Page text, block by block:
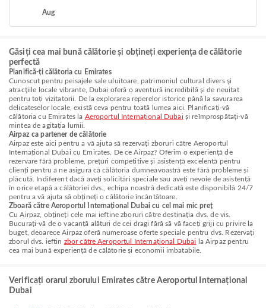
Aug
Găsiți cea mai bună călătorie și obțineți experiența de călătorie
perfectă
Planifică-ți călătoria cu Emirates
Cunoscut pentru peisajele sale uluitoare, patrimoniul cultural divers și
atracțiile locale vibrante, Dubai oferă o aventură incredibilă și de neuitat
pentru toți vizitatorii. De la explorarea reperelor istorice până la savurarea
delicateselor locale, există ceva pentru toată lumea aici. Planificați-vă
călătoria cu Emirates la Aeroportul Internațional Dubai și reîmprospătați-vă
mintea de agitația lumii.
Airpaz ca partener de călătorie
Airpaz este aici pentru a vă ajuta să rezervați zboruri către Aeroportul
Internațional Dubai cu Emirates. De ce Airpaz? Oferim o experiență de
rezervare fără probleme, prețuri competitive și asistență excelentă pentru
clienți pentru a ne asigura că călătoria dumneavoastră este fără probleme și
plăcută. Indiferent dacă aveți solicitări speciale sau aveți nevoie de asistență
în orice etapă a călătoriei dvs., echipa noastră dedicată este disponibilă 24/7
pentru a vă ajuta să obțineți o călătorie încântătoare.
Zboară către Aeroportul Internațional Dubai cu cel mai mic preț
Cu Airpaz, obțineți cele mai ieftine zboruri către destinația dvs. de vis.
Bucurați-vă de o vacanță alături de cei dragi fără să vă faceți griji cu privire la
buget, deoarece Airpaz oferă numeroase oferte speciale pentru dvs. Rezervați
zborul dvs. ieftin zbor către Aeroportul Internațional Dubai
la Airpaz pentru
cea mai bună experiență de călătorie și economii imbatabile.
Verificați orarul zborului Emirates către Aeroportul Internațional
Dubai